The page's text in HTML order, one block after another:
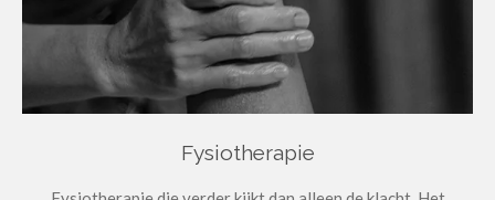
Fysiotherapie